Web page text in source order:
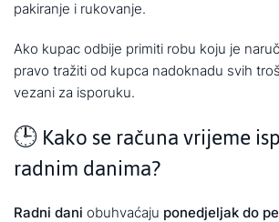
pakiranje i rukovanje.
Ako kupac odbije primiti robu koju je
pravo tražiti od kupca nadoknadu svih
vezani za isporuku.
🕒 Kako se računa vrijeme
radnim danima?
Radni dani obuhvaćaju ponedjeljak do